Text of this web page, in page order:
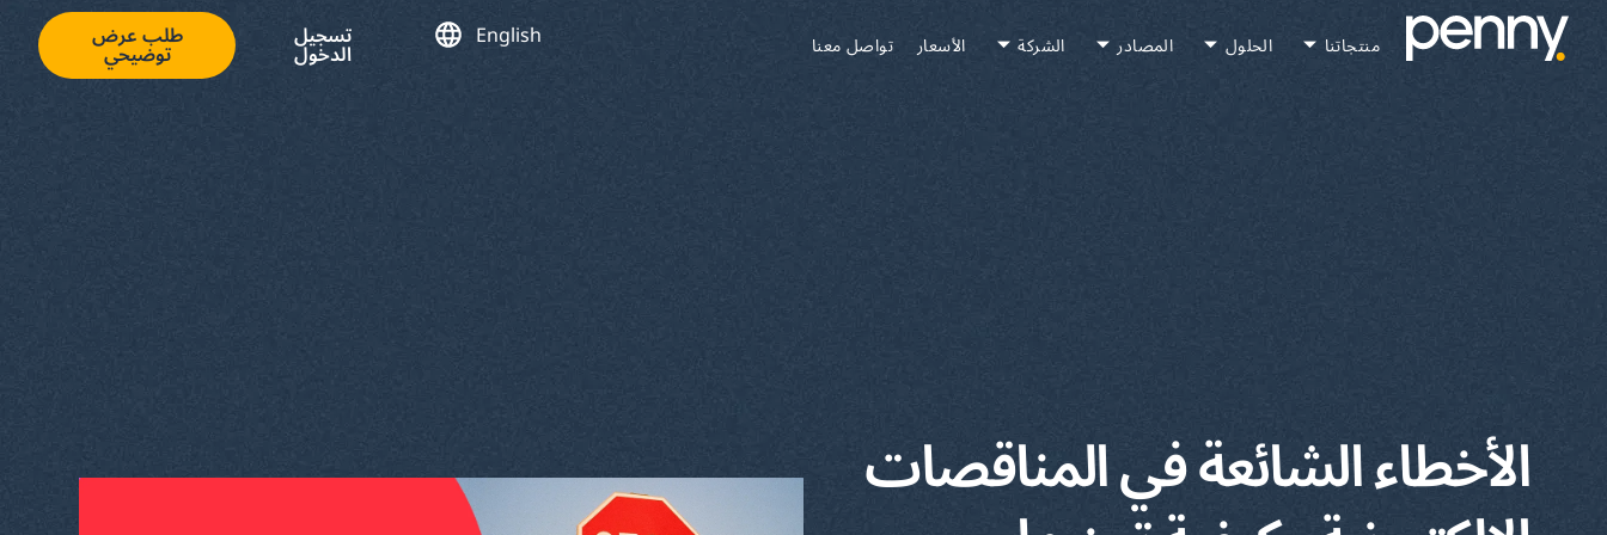
منتجاتنا الحلول المصادر الشركة الأسعار تواصل معنا English تسجيل
الدخول طلب عرض
توضيحي
الأخطاء الشائعة في المناقصات